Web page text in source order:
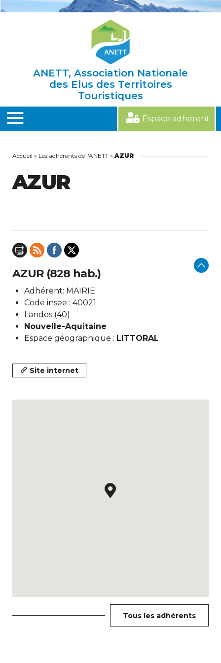
ANETT, Association Nationale
des Elus des Territoires
Touristiques
MENU
Espace adhérent
Accueil » Les adhérents de l'ANETT » AZUR
AZUR
AZUR (828 hab.)
Adhérent: MAIRIE
Code insee : 40021
Landes (40)
Nouvelle-Aquitaine
Espace géographique : LITTORAL
Site internet
Tous les adhérents